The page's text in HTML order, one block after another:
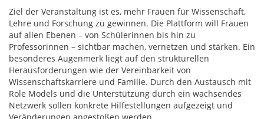
Ziel der Veranstaltung ist es, mehr Frauen für Wissenschaft,
Lehre und Forschung zu gewinnen. Die Plattform will Frauen
auf allen Ebenen – von Schülerinnen bis hin zu
Professorinnen – sichtbar machen, vernetzen und stärken. Ein
besonderes Augenmerk liegt auf den strukturellen
Herausforderungen wie der Vereinbarkeit von
Wissenschaftskarriere und Familie. Durch den Austausch mit
Role Models und die Unterstützung durch ein wachsendes
Netzwerk sollen konkrete Hilfestellungen aufgezeigt und